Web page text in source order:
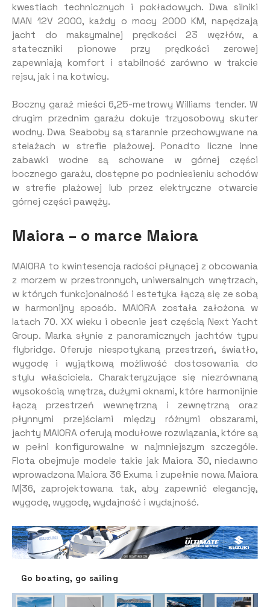
kwestiach technicznych i pokładowych. Dwa silniki
MAN 12V 2000, każdy o mocy 2000 KM, napędzają
jacht do maksymalnej prędkości 23 węzłów, a
stateczniki pionowe przy prędkości zerowej
zapewniają komfort i stabilność zarówno w trakcie
rejsu, jak i na kotwicy.
Boczny garaż mieści 6,25-metrowy Williams tender. W
drugim przednim garażu dokuje trzyosobowy skuter
wodny. Dwa Seaboby są starannie przechowywane na
stelażach w strefie plażowej. Ponadto liczne inne
zabawki wodne są schowane w górnej części
bocznego garażu, dostępne po podniesieniu schodów
w strefie plażowej lub przez elektryczne otwarcie
górnej części pawęży.
Maiora – o marce Maiora
MAIORA to kwintesencja radości płynącej z obcowania
z morzem w przestronnych, uniwersalnych wnętrzach,
w których funkcjonalność i estetyka łączą się ze sobą
w harmonijny sposób. MAIORA została założona w
latach 70. XX wieku i obecnie jest częścią Next Yacht
Group. Marka słynie z panoramicznych jachtów typu
flybridge. Oferuje niespotykaną przestrzeń, światło,
wygodę i wyjątkową możliwość dostosowania do
stylu właściciela. Charakteryzujące się niezrównaną
wysokością wnętrza, dużymi oknami, które harmonijnie
łączą przestrzeń wewnętrzną i zewnętrzną oraz
płynnymi przejściami między różnymi obszarami,
jachty MAIORA oferują modułowe rozwiązania, które są
w pełni konfigurowalne w najmniejszym szczególe.
Flota obejmuje modele takie jak Maiora 30, niedawno
wprowadzona Maiora 36 Exuma i zupełnie nowa Maiora
M|36, zaprojektowana tak, aby zapewnić elegancję,
wygodę, wygodę, wydajność i wydajność.
Go boating, go sailing